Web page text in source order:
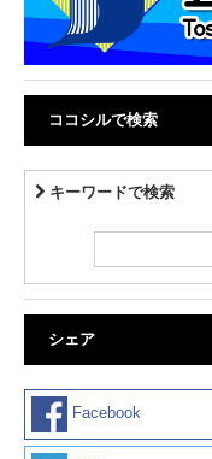
ココシルで検索
キーワードで検索
シェア
Facebook